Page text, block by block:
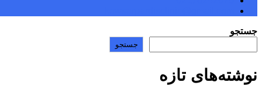
جستجو
جستجو
نوشته‌های تازه